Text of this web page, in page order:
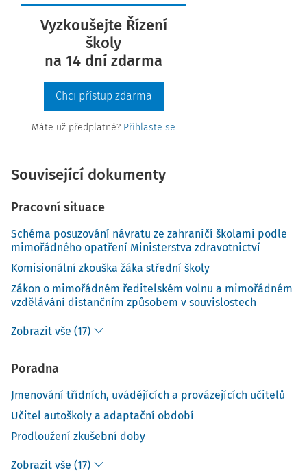
Vyzkoušejte Řízení
školy
na 14 dní zdarma
Chci přístup zdarma
Máte už předplatné? Přihlaste se
Související dokumenty
Pracovní situace
Schéma posuzování návratu ze zahraničí školami podle
mimořádného opatření Ministerstva zdravotnictví
Komisionální zkouška žáka střední školy
Zákon o mimořádném ředitelském volnu a mimořádném
vzdělávání distančním způsobem v souvislostech
Zobrazit vše (17)
Poradna
Jmenování třídních, uvádějících a provázejících učitelů
Učitel autoškoly a adaptační období
Prodloužení zkušební doby
Zobrazit vše (17)